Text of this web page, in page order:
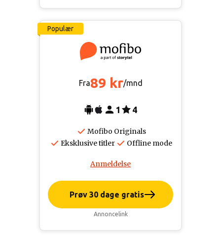
Populær
Fra89 kr/mnd
1 4
Mofibo Originals
Eksklusive titler
Offline mode
Anmeldelse
Prøv 30 dage gratis
Annoncelink